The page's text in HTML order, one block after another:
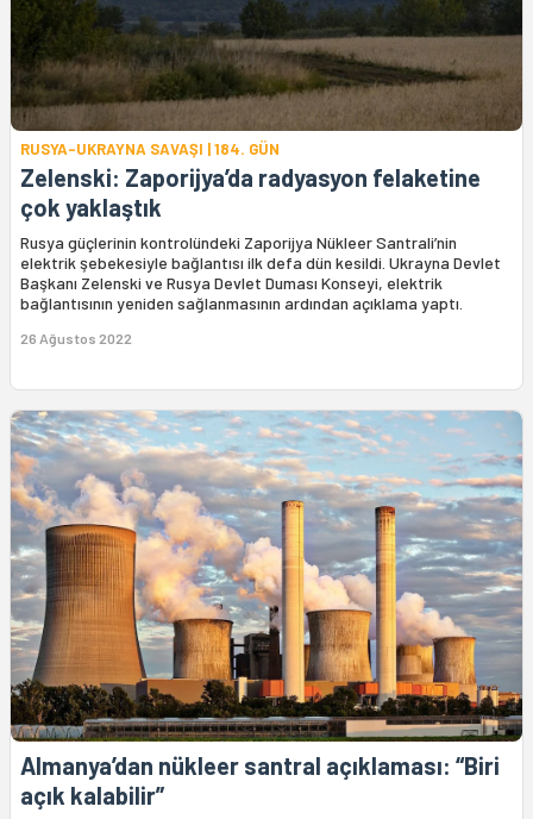
RUSYA-UKRAYNA SAVAŞI | 184. GÜN
Zelenski: Zaporijya’da radyasyon felaketine
çok yaklaştık
Rusya güçlerinin kontrolündeki Zaporijya Nükleer Santrali’nin
elektrik şebekesiyle bağlantısı ilk defa dün kesildi. Ukrayna Devlet
Başkanı Zelenski ve Rusya Devlet Duması Konseyi, elektrik
bağlantısının yeniden sağlanmasının ardından açıklama yaptı.
26 Ağustos 2022
Almanya’dan nükleer santral açıklaması: “Biri
açık kalabilir”